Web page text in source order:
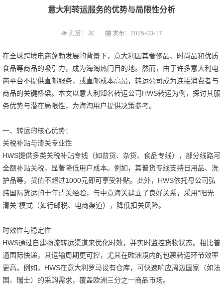
意大利转运服务的优势与局限性分析
浏览： 次 发布：2025-03-17
在全球跨境电商蓬勃发展的背景下，意大利因其奢侈品、时尚品和优质
食品等商品的吸引力，成为海淘热门目的地。然而，由于许多意大利电
商平台不提供直邮服务，或直邮成本高昂，转运公司成为连接消费者与
商品的关键桥梁。本文以意大利知名转运公司HWS转运为例，探讨其服
务优势与潜在局限性，为海淘用户提供决策参考。
一、转运的核心优势：
关税补贴与清关专业性
HWS提供多类关税补贴专线（如普货、杂货、食品专线），部分线路可
全额补贴关税，显著降低用户成本。例如，其普货专线支持日用品、洗
护品等，货值不超过1000元即可享受补贴。此外，HWS依托母公司弘
纬国际货运的十年清关经验，与中意海关建立了良好关系，采用“阳光
清关”模式（如行邮税、电商渠道），降低扣关风险。
时效性与稳定性
HWS通过自建物流转运渠道来优化时效，并实时监控货物状态。相比普
通国际快递，其运输周期更可控，尤其在欧洲境内的包裹转运环节效率
更高。例如，HWS在意大利罗马设有仓库，可快速响应周边国家（如法
国、瑞士）的采购需求，覆盖欧洲三分之一商品市场。